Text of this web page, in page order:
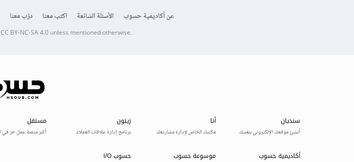
عن أكاديمية حسوب الأسئلة الشائعة اكتب معنا درّب معنا
CC BY-NC-SA 4.0unless mentioned otherwise.